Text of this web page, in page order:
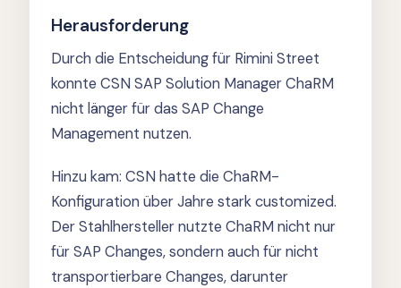
Herausforderung
Durch die Entscheidung für Rimini Street
konnte CSN SAP Solution Manager ChaRM
nicht länger für das SAP Change
Management nutzen.
Hinzu kam: CSN hatte die ChaRM-
Konfiguration über Jahre stark customized.
Der Stahlhersteller nutzte ChaRM nicht nur
für SAP Changes, sondern auch für nicht
transportierbare Changes, darunter